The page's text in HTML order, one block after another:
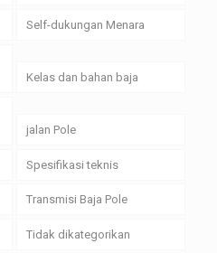
Self-dukungan Menara
Kelas dan bahan baja
jalan Pole
Spesifikasi teknis
Transmisi Baja Pole
Tidak dikategorikan